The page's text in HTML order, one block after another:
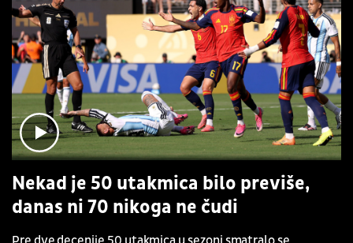
Nekad je 50 utakmica bilo previše,
danas ni 70 nikoga ne čudi